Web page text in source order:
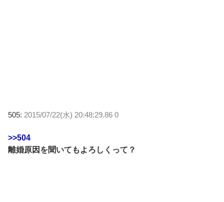
505: 2015/07/22(水) 20:48:29.86 0
>>504
離婚原因を聞いてもよろしくって？